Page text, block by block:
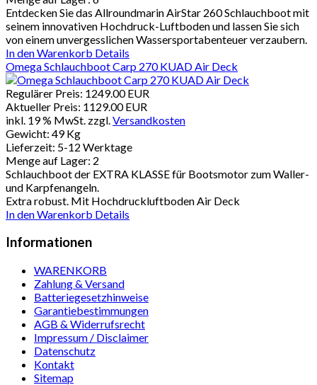
Entdecken Sie das Allroundmarin AirStar 260 Schlauchboot mit
seinem innovativen Hochdruck-Luftboden und lassen Sie sich
von einem unvergesslichen Wassersportabenteuer verzaubern.
In den Warenkorb Details
Omega Schlauchboot Carp 270 KUAD Air Deck
Regulärer Preis: 1249.00 EUR
Aktueller Preis: 1129.00 EUR
inkl. 19 % MwSt. zzgl.Versandkosten
Gewicht: 49 Kg
Lieferzeit: 5-12 Werktage
Menge auf Lager: 2
Schlauchboot der EXTRA KLASSE für Bootsmotor zum Waller-
und Karpfenangeln.
Extra robust. Mit Hochdruckluftboden Air Deck
In den Warenkorb Details
Informationen
WARENKORB
Zahlung & Versand
Batteriegesetzhinweise
Garantiebestimmungen
AGB & Widerrufsrecht
Impressum / Disclaimer
Datenschutz
Kontakt
Sitemap